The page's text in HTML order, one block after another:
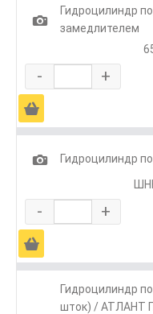
1
Гидроцилиндр
замедлителем
- +
Ä
1
Гидроцилиндр
- +
Ä
Гидроцилиндр
шток) / АТЛАНТ